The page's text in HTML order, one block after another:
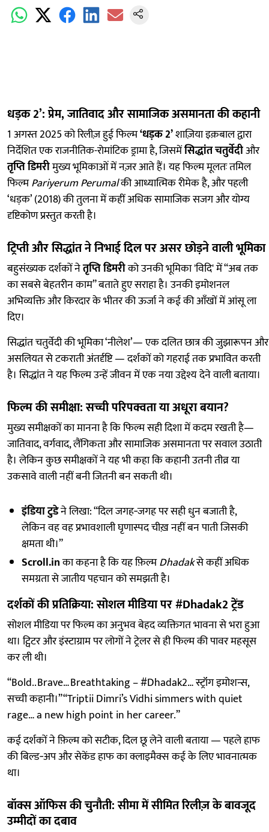
धड़क 2’: प्रेम, जातिवाद और सामाजिक असमानता की कहानी
1 अगस्त 2025 को रिलीज़ हुई फिल्म‘धड़क 2’शाज़िया इक़बाल द्वारा
निर्देशित एक राजनीतिक-रोमांटिक ड्रामा है, जिसमेंसिद्धांत चतुर्वेदीऔर
तृप्ति डिमरीमुख्य भूमिकाओं में नज़र आते हैं। यह फिल्म मूलतः तमिल
फिल्मPariyerum Perumalकी आध्यात्मिक रीमेक है, और पहली
‘धड़क’ (2018) की तुलना में कहीं अधिक सामाजिक सजग और योग्य
दृष्टिकोण प्रस्तुत करती है।
ट्रिप्ती और सिद्धांत ने निभाई दिल पर असर छोड़ने वाली भूमिका
बहुसंख्यक दर्शकों नेतृप्ति डिमरीको उनकी भूमिका 'विदि' में “अब तक
का सबसे बेहतरीन काम” बताते हुए सराहा है। उनकी इमोशनल
अभिव्यक्ति और किरदार के भीतर की ऊर्जा ने कई की आँखों में आंसू ला
दिए।
सिद्धांत चतुर्वेदी की भूमिका ‘नीलेश’— एक दलित छात्र की जुझारूपन और
असलियत से टकराती अंतर्दृष्टि — दर्शकों को गहराई तक प्रभावित करती
है। सिद्धांत ने यह फिल्म उन्हें जीवन में एक नया उद्देश्य देने वाली बताया।
फिल्म की समीक्षा: सच्ची परिपक्वता या अधूरा बयान?
मुख्य समीक्षकों का मानना है कि फिल्म सही दिशा में कदम रखती है—
जातिवाद, वर्गवाद, लैंगिकता और सामाजिक असमानता पर सवाल उठाती
है। लेकिन कुछ समीक्षकों ने यह भी कहा कि कहानी उतनी तीव्र या
उकसावे वाली नहीं बनी जितनी बन सकती थी।
इंडिया टुडेने लिखा: “दिल जगह‑जगह पर सही धुन बजाती है,
लेकिन वह वह प्रभावशाली घृणास्पद चीख़ नहीं बन पाती जिसकी
क्षमता थी।”
Scroll.inका कहना है कि यह फ़िल्मDhadakसे कहीं अधिक
समग्रता से जातीय पहचान को समझती है।
दर्शकों की प्रतिक्रिया: सोशल मीडिया पर #Dhadak2 ट्रेंड
सोशल मीडिया पर फिल्म का अनुभव बेहद व्यक्तिगत भावना से भरा हुआ
था। ट्विटर और इंस्टाग्राम पर लोगों ने ट्रेलर से ही फिल्म की पावर महसूस
कर ली थी।
“Bold.. Brave… Breathtaking – #Dhadak2… स्ट्रॉंग इमोशन्स,
सच्ची कहानी।”“Triptii Dimri’s Vidhi simmers with quiet
rage… a new high point in her career.”
कई दर्शकों ने फ़िल्म को सटीक, दिल छू लेने वाली बताया — पहले हाफ
की बिल्ड‑अप और सेकेंड हाफ का क्लाइमैक्स कई के लिए भावनात्मक
था।
बॉक्स ऑफिस की चुनौती: सीमा में सीमित रिलीज़ के बावजूद
उम्मीदों का दबाव